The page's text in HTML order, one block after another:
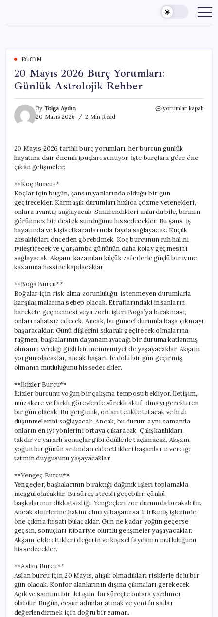
content
EĞITIM
20 Mayıs 2026 Burç Yorumları:
Günlük Astrolojik Rehber
By Tolga Aydın
20 Mayıs 2026
2 Min Read
20
Günlük
Astrolojik
yorumlar kapalı
20 Mayıs 2026 tarihli burç yorumları, her burcun günlük
hayatına dair önemli ipuçları sunuyor. İşte burçlara göre öne
çıkan gelişmeler:
**Koç Burcu**
Koçlar için bugün, şansın yanlarında olduğu bir gün
geçirecekler. Karmaşık durumları hızlıca çözme yetenekleri,
onlara avantaj sağlayacak. Sinirlendikleri anlarda bile, birinin
görünmez bir destek sunduğunu hissedecekler. Bu şans, iş
hayatında ve kişisel kararlarında fayda sağlayacak. Küçük
aksaklıkları önceden görebilmek, Koç burcunun ruh halini
iyileştirecek ve Çarşamba gününün daha kolay geçmesini
sağlayacak. Akşam, kazanılan küçük zaferlerle güçlü bir ivme
kazanma hissine kapılacaklar.
**Boğa Burcu**
Boğalar için risk alma zorunluluğu, istenmeyen durumlarla
karşılaşmalarına sebep olacak. Etraflarındaki insanların
harekete geçmemesi veya zorlu işleri Boğa’ya bırakması,
onları rahatsız edecek. Ancak, bu güncel durumla başa çıkmayı
başaracaklar. Günü dişlerini sıkarak geçirecek olmalarına
rağmen, başkalarının dayanamayacağı bir duruma katlanmış
olmanın verdiği gizli bir memnuniyet de yaşayacaklar. Akşam
yorgun olacaklar, ancak başarı ile dolu bir gün geçirmiş
olmanın mutluluğunu hissedecekler.
**İkizler Burcu**
İkizler burcunu yoğun bir çalışma temposu bekliyor. İletişim,
müzakere ve farklı görevlerde sürekli aktif olmayı gerektiren
bir gün olacak. Bu gerginlik, onları tetikte tutacak ve hızlı
düşünmelerini sağlayacak. Ancak, bu durum aynı zamanda
onların en iyi yönlerini ortaya çıkaracak. Çalışkanlıkları,
takdir ve yararlı sonuçlar gibi ödüllerle taçlanacak. Akşam,
yoğun bir günün ardından elde ettikleri başarıların verdiği
tatmin duygusunu yaşayacaklar.
**Yengeç Burcu**
Yengeçler, başkalarının bıraktığı dağınık işleri toplamakla
meşgul olacaklar. Bu süreç stresli geçebilir; çünkü
başkalarının dikkatsizliği, Yengeçleri zor durumda bırakabilir.
Ancak sinirlerine hakim olmayı başarırsa, birikmiş işlerinde
öne çıkma fırsatı bulacaklar. Gün ne kadar yoğun geçerse
geçsin, sonuçları itibariyle olumlu gelişmeler yaşayacaklar.
Akşam, elde ettikleri değerin ve kişisel faydanın mutluluğunu
hissedecekler.
**Aslan Burcu**
Aslan burcu için 20 Mayıs, alışık olmadıkları risklerle dolu bir
gün olacak. Konfor alanlarının dışına çıkmaları gerekecek.
Açık ve samimi bir iletişim, bu süreçte onlara yardımcı
olabilir. Bugün, cesur adımlar atmak ve yeni fırsatlar
değerlendirmek için doğru bir zaman.